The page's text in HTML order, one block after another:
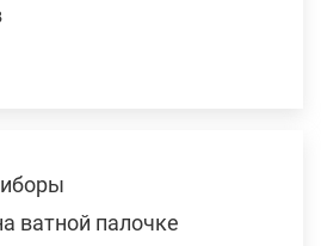
ватной палочке